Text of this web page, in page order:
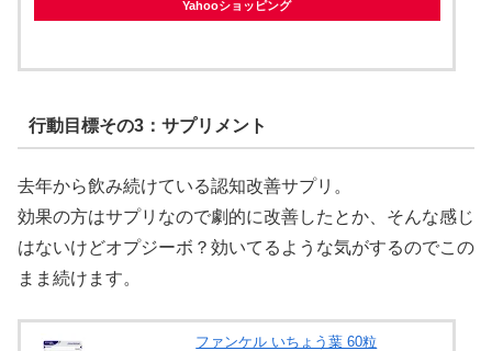
Yahooショッピング
行動目標その3：サプリメント
去年から飲み続けている認知改善サプリ。
効果の方はサプリなので劇的に改善したとか、そんな感じ
はないけどオプジーボ？効いてるような気がするのでこの
まま続けます。
ファンケル いちょう葉 60粒